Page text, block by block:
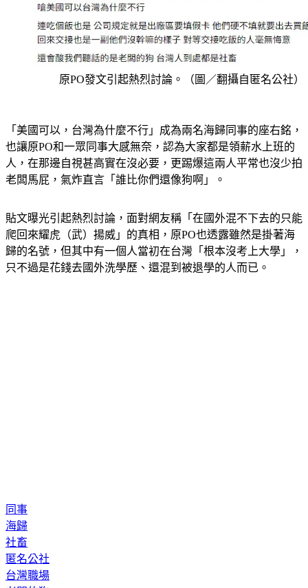
原PO發文引起熱烈討論。（圖／翻攝自匿名公社）
「美國可以，台灣為什麼不行」成為兩名海歸同事的座右銘，
也讓原PO和一眾同事大感無奈，認為大家都是領薪水上班的
人，在那邊自視甚高實在沒必要，更踢爆這兩人平常也沒少拍
老闆馬屁，氣炸直言「誰比你們還像狗啊」。
貼文曝光引起熱烈討論，面對網友稱「在國外混不下去的只能
爬回來耀虎（武）揚威」的真相，原PO也透露雖然是掛著海
歸的名號，但其中有一個人當初在台灣「根本沒考上大學」，
只不過是花錢去國外洗學歷、還混到被退學的人而已。
同事
海歸
社畜
匿名公社
台灣職場